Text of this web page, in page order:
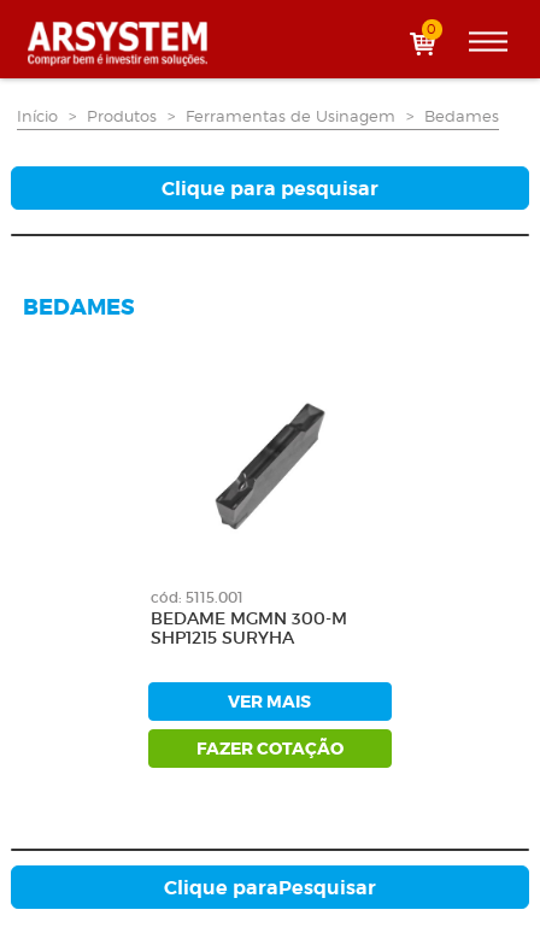
0
Início > Produtos > Ferramentas de Usinagem > Bedames
Clique para pesquisar
BEDAMES
cód: 5115.001
BEDAME MGMN 300-M
SHP1215 SURYHA
VER MAIS
FAZER COTAÇÃO
Clique paraPesquisar